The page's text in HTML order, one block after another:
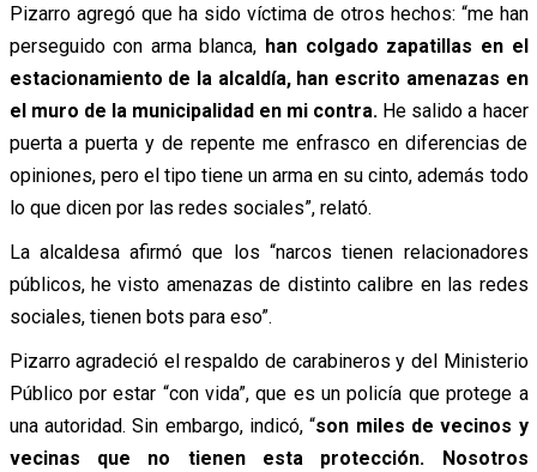
Pizarro agregó que ha sido víctima de otros hechos: “me han
perseguido con arma blanca, han colgado zapatillas en el
estacionamiento de la alcaldía, han escrito amenazas en
el muro de la municipalidad en mi contra. He salido a hacer
puerta a puerta y de repente me enfrasco en diferencias de
opiniones, pero el tipo tiene un arma en su cinto, además todo
lo que dicen por las redes sociales”, relató.
La alcaldesa afirmó que los “narcos tienen relacionadores
públicos, he visto amenazas de distinto calibre en las redes
sociales, tienen bots para eso”.
Pizarro agradeció el respaldo de carabineros y del Ministerio
Público por estar “con vida”, que es un policía que protege a
una autoridad. Sin embargo, indicó, “son miles de vecinos y
vecinas que no tienen esta protección. Nosotros